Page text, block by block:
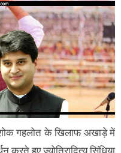
गहलोत के खिलाफ अखाड़े में